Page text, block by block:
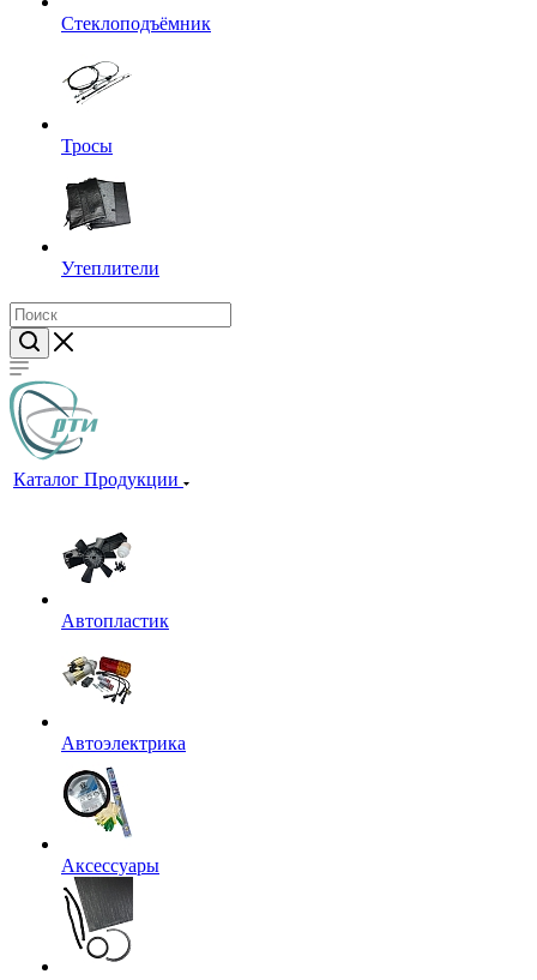
Стеклоподъёмник
Тросы
Утеплители
Каталог Продукции
Автопластик
Автоэлектрика
Аксессуары